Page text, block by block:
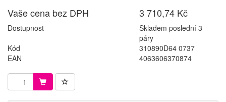
Vaše cena bez DPH
3 710,74 Kč
Dostupnost
Skladem poslední 3
páry
Kód
310890D64 0737
EAN
4063606370874